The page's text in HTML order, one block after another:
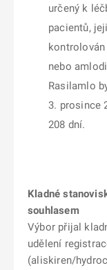
určený k
pacientů,
nebo
Rasilamlo
3. prosince
208 dní.
Kladné
souhlasem
Výbor přijal
udělení
(aliskiren/